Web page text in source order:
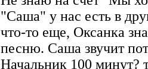
"Саша" у нас есть в
что-то еще, Оксанка
песню. Саша звучит
Начальник 100 минут?